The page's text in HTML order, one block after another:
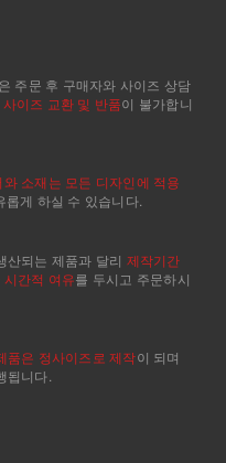
주문 후 구매자와 사이즈 상담
사이즈 교환 및 반품이 불가합니
와 소재는 모든 디자인에 적용
게 하실 수 있습니다.
산되는 제품과 달리 제작기간
시간적 여유를 두시고 주문하시
품은 정사이즈로 제작이 되며
됩니다.